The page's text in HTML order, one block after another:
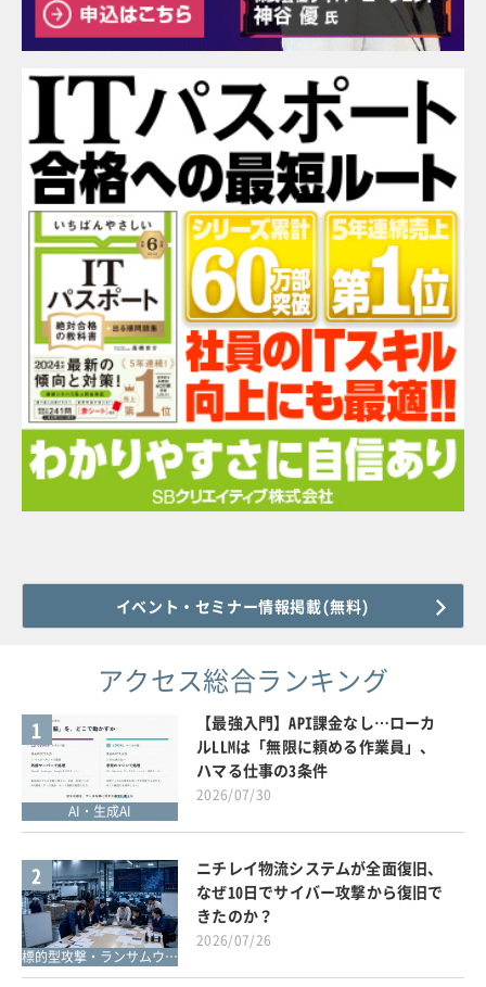
イベント・セミナー情報掲載(無料)
アクセス総合ランキング
1
AI・生成AI
【最強入門】API課金なし…ローカ
ルLLMは「無限に頼める作業員」、
ハマる仕事の3条件
2026/07/30
2
標的型攻撃・ランサムウェア対策
ニチレイ物流システムが全面復旧、
なぜ10日でサイバー攻撃から復旧で
きたのか？
2026/07/26